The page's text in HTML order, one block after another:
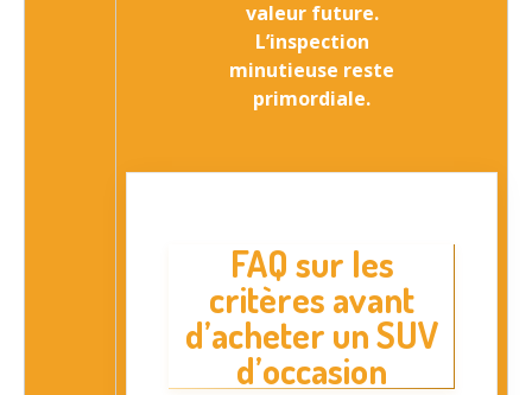
valeur future.
L’inspection
minutieuse reste
primordiale.
FAQ sur les
critères avant
d’acheter un SUV
d’occasion